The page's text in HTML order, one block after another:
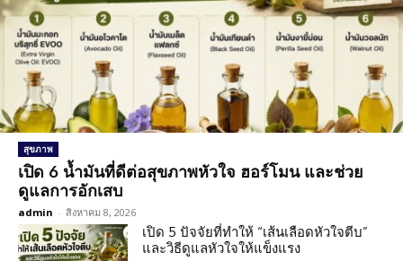
สุขภาพ
เปิด 6 น้ำมันที่ดีต่อสุขภาพหัวใจ ฮอร์โมน และช่วย
ดูแลการอักเสบ
admin - สิงหาคม 8, 2026
เปิด 5 ปัจจัยที่ทำให้ “เส้นเลือดหัวใจตีบ”
และวิธีดูแลหัวใจให้แข็งแรง